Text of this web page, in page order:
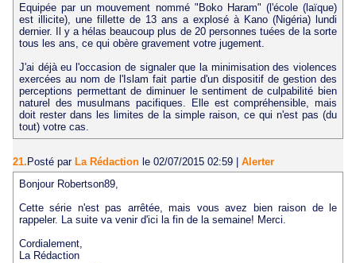
Equipée par un mouvement nommé "Boko Haram" (l'école (laïque)
est illicite), une fillette de 13 ans a explosé à Kano (Nigéria) lundi
dernier. Il y a hélas beaucoup plus de 20 personnes tuées de la sorte
tous les ans, ce qui obère gravement votre jugement.
J'ai déjà eu l'occasion de signaler que la minimisation des violences
exercées au nom de l'Islam fait partie d'un dispositif de gestion des
perceptions permettant de diminuer le sentiment de culpabilité bien
naturel des musulmans pacifiques. Elle est compréhensible, mais
doit rester dans les limites de la simple raison, ce qui n'est pas (du
tout) votre cas.
21. Posté par La Rédaction le 02/07/2015 02:59
Alerter
Bonjour Robertson89,
Cette série n'est pas arrêtée, mais vous avez bien raison de le
rappeler. La suite va venir d'ici la fin de la semaine! Merci.
Cordialement,
La Rédaction